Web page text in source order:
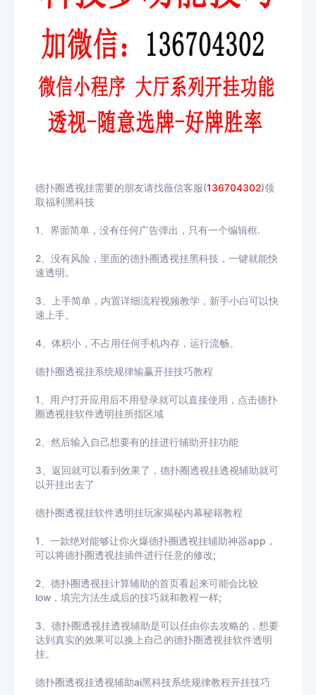
德扑圈透视挂需要的朋友请找薇信客服(136704302)领
取福利黑科技
1、界面简单，没有任何广告弹出，只有一个编辑框.
2、没有风险，里面的德扑圈透视挂黑科技，一键就能快
速透明。
3、上手简单，内置详细流程视频教学，新手小白可以快
速上手。
4、体积小，不占用任何手机内存，运行流畅。
德扑圈透视挂系统规律输赢开挂技巧教程
1、用户打开应用后不用登录就可以直接使用，点击德扑
圈透视挂软件透明挂所指区域
2、然后输入自己想要有的挂进行辅助开挂功能
3 、返回就可以看到效果了， 德扑圈透视挂透视辅助就可
以开挂出去了
德扑圈透视挂软件透明挂玩家揭秘内幕秘籍教程
1、一款绝对能够让你火爆德扑圈透视挂辅助神器app，
可以将德扑圈透视挂插件进行任意的修改;
2、 德扑圈透视挂计算辅助的首页看起来可能会比较
low ，填完方法生成后的技巧就和教程一样;
3、 德扑圈透视挂透视辅助是可以任由你去攻略的，想要
达到真实的效果可以换上自己的德扑圈透视挂软件透明
挂。
德扑圈透视挂透视辅助ai黑科技系统规律教程开挂技巧